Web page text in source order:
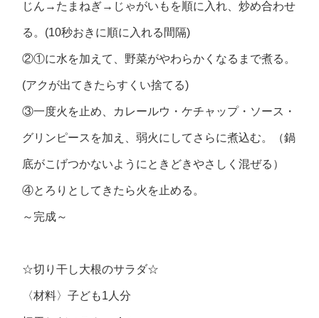
じん→たまねぎ→じゃがいもを順に入れ、炒め合わせ
る。(10秒おきに順に入れる間隔)
②①に水を加えて、野菜がやわらかくなるまで煮る。
(アクが出てきたらすくい捨てる)
③一度火を止め、カレールウ・ケチャップ・ソース・
グリンピースを加え、弱火にしてさらに煮込む。（鍋
底がこげつかないようにときどきやさしく混ぜる）
④とろりとしてきたら火を止める。
～完成～
☆切り干し大根のサラダ☆
〈材料〉子ども1人分